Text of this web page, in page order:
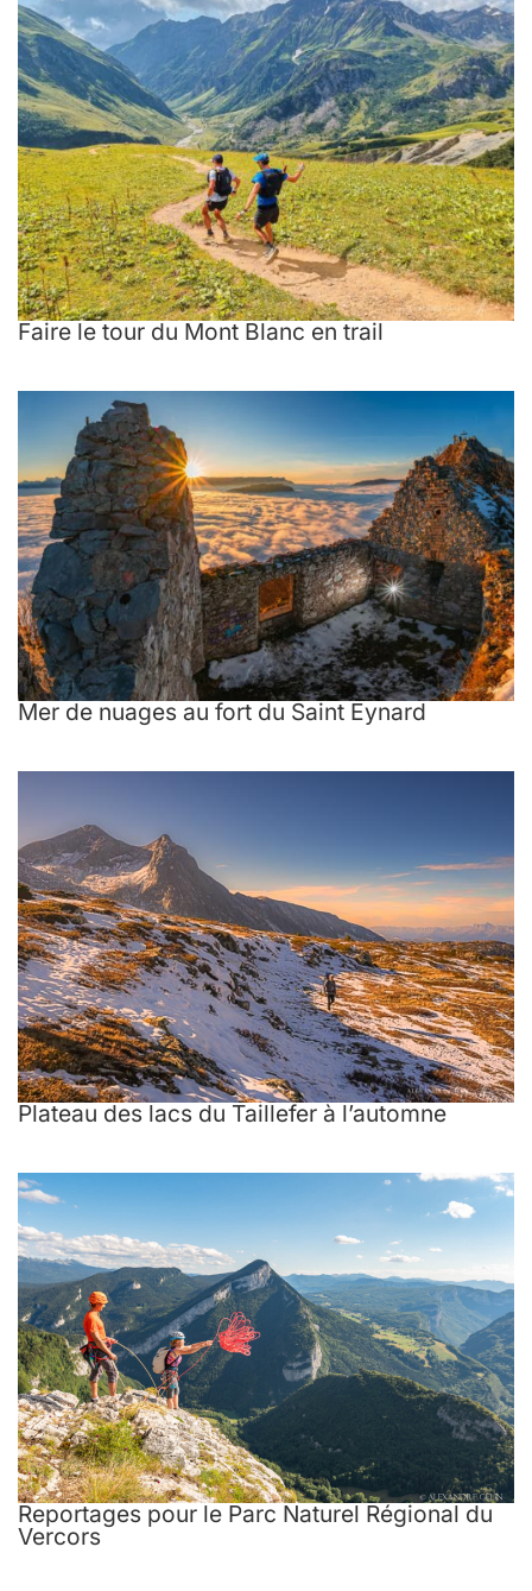
Faire le tour du Mont Blanc en trail
Mer de nuages au fort du Saint Eynard
Plateau des lacs du Taillefer à l’automne
Reportages pour le Parc Naturel Régional du
Vercors